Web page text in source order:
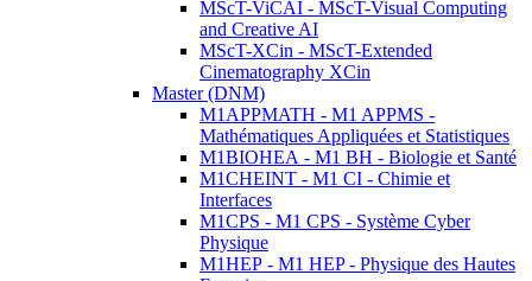
MScT-ViCAI - MScT-Visual Computing
and Creative AI
MScT-XCin - MScT-Extended
Cinematography XCin
Master (DNM)
M1APPMATH - M1 APPMS -
Mathématiques Appliquées et Statistiques
M1BIOHEA - M1 BH - Biologie et Santé
M1CHEINT - M1 CI - Chimie et
Interfaces
M1CPS - M1 CPS - Système Cyber
Physique
M1HEP - M1 HEP - Physique des Hautes